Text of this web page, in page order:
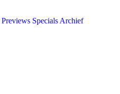
Previews Specials Archief